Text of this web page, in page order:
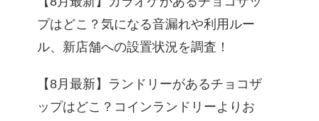
プはどこ？気になる音漏れや利用ルー
ル、新店舗への設置状況を調査！
【8月最新】ランドリーがあるチョコザ
ップはどこ？コインランドリーよりお